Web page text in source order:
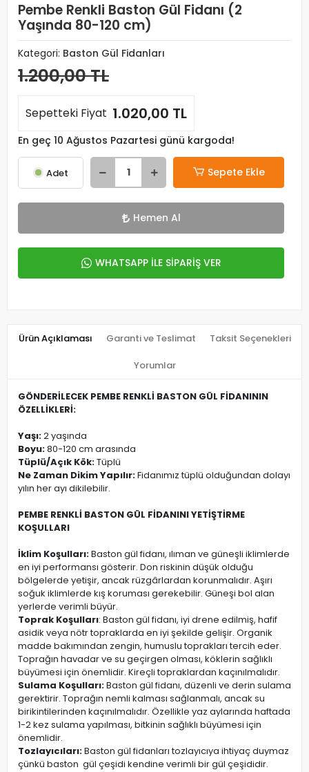
Pembe Renkli Baston Gül Fidanı (2
Yaşında 80-120 cm)
Kategori: Baston Gül Fidanları
1.200,00 TL
Sepetteki Fiyat 1.020,00 TL
En geç 10 Ağustos Pazartesi günü kargoda!
Adet Sepete Ekle
Hemen Al
WHATSAPP İLE SİPARİŞ VER
Ürün Açıklaması Garanti ve Teslimat Taksit Seçenekleri
Yorumlar
GÖNDERİLECEK PEMBE RENKLİ BASTON GÜL FİDANININ
ÖZELLİKLERİ:
Yaşı:2 yaşında
Boyu:80-120 cm arasında
Tüplü/Açık Kök:Tüplü
Ne Zaman Dikim Yapılır:Fidanımız tüplü olduğundan dolayı
yılın her ayı dikilebilir.
PEMBE RENKLİ BASTON GÜL FİDANINI YETİŞTİRME
KOŞULLARI
İklim Koşulları:Baston gül fidanı, ılıman ve güneşli iklimlerde
en iyi performansı gösterir. Don riskinin düşük olduğu
bölgelerde yetişir, ancak rüzgârlardan korunmalıdır. Aşırı
soğuk iklimlerde kış koruması gerekebilir. Güneşi bol alan
yerlerde verimli büyür.
Toprak Koşulları: Baston gül fidanı, iyi drene edilmiş, hafif
asidik veya nötr topraklarda en iyi şekilde gelişir. Organik
madde bakımından zengin, humuslu toprakları tercih eder.
Toprağın havadar ve su geçirgen olması, köklerin sağlıklı
büyümesi için önemlidir. Kireçli topraklardan kaçınılmalıdır.
Sulama Koşulları:Baston gül fidanı, düzenli ve derin sulama
gerektirir. Toprağın nemli kalması sağlanmalı, ancak su
birikintilerinden kaçınılmalıdır. Özellikle yaz aylarında haftada
1-2 kez sulama yapılması, bitkinin sağlıklı büyümesi için
önemlidir.
Tozlayıcıları:Baston gül fidanları tozlayıcıya ihtiyaç duymaz
çünkü baston gül çeşidi kendine verimli bir gül çeşididir.